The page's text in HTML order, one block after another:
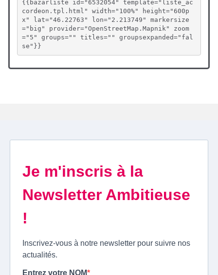
{{bazarliste id="6532054" template="liste_ac
cordeon.tpl.html" width="100%" height="600p
x" lat="46.22763" lon="2.213749" markersize
="big" provider="OpenStreetMap.Mapnik" zoom
="5" groups="" titles="" groupsexpanded="fal
se"}}